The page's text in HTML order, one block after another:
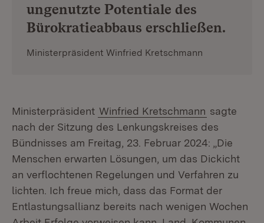
ungenutzte Potentiale des
Bürokratieabbaus erschließen.
Ministerpräsident Winfried Kretschmann
Ministerpräsident Winfried Kretschmann sagte
nach der Sitzung des Lenkungskreises des
Bündnisses am Freitag, 23. Februar 2024: „Die
Menschen erwarten Lösungen, um das Dickicht
an verflochtenen Regelungen und Verfahren zu
lichten. Ich freue mich, dass das Format der
Entlastungsallianz bereits nach wenigen Wochen